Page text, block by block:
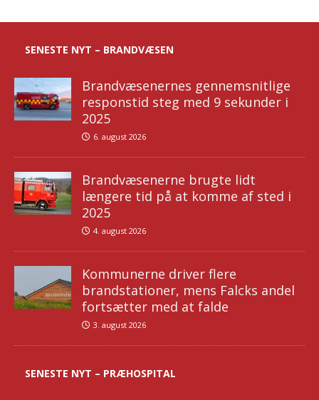
SENESTE NYT – BRANDVÆSEN
Brandvæsenernes gennemsnitlige
responstid steg med 9 sekunder i
2025
6. august 2026
Brandvæsenerne brugte lidt
længere tid på at komme af sted i
2025
4. august 2026
Kommunerne driver flere
brandstationer, mens Falcks andel
fortsætter med at falde
3. august 2026
SENESTE NYT – PRÆHOSPITAL